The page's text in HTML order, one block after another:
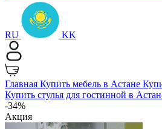
RU KK
Главная Купить мебель в Астане
Купить стулья для гостинной в
-34%
Акция